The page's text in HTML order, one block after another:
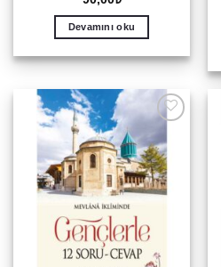
Devamını oku
wishlist